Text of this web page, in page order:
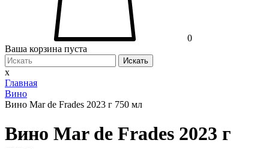
0
Ваша корзина пуста
Искать
x
Главная
Вино
Вино Mar de Frades 2023 г 750 мл
Вино Mar de Frades 2023 г